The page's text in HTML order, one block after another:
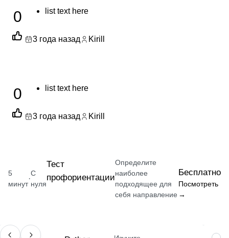
0 list text here
3 года назад Kirill
0 list text here
3 года назад Kirill
5
минут
·
С
нуля
Тест
профориентации
Определите
наиболее
подходящее для
себя направление
Бесплатно
Посмотреть
→